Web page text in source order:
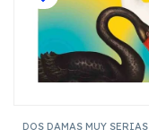
DOS DAMAS MUY SERIAS